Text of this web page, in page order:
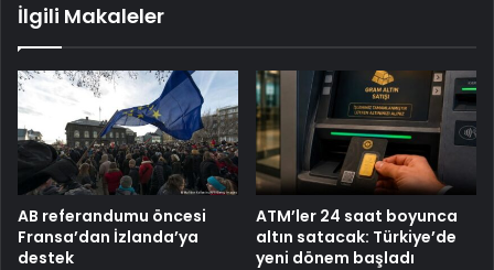
İlgili Makaleler
AB referandumu öncesi
Fransa’dan İzlanda’ya
destek
ATM’ler 24 saat boyunca
altın satacak: Türkiye’de
yeni dönem başladı